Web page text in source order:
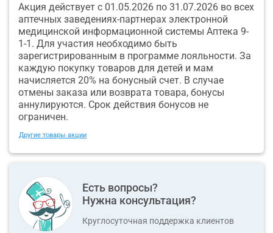
Акция действует с 01.05.2026 по 31.07.2026 во всех
аптечных заведениях-партнерах электронной
медицинской информационной системы Аптека 9-
1-1. Для участия необходимо быть
зарегистрированным в программе лояльности. За
каждую покупку товаров для детей и мам
начисляется 20% на бонусный счет. В случае
отмены заказа или возврата товара, бонусы
аннулируются. Срок действия бонусов не
ограничен.
Другие товары акции
Есть вопросы?
Нужна консультация?
Круглосуточная поддержка клиентов